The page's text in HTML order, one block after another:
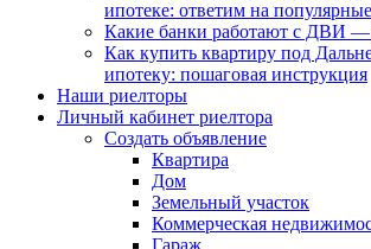
ипотеке: ответим на
Какие банки работают с ДВИ —
Как купить квартиру под
ипотеку: пошаговая инструкция
Наши риелторы
Личный кабинет риелтора
Cоздать объявление
Квартира
Дом
Земельный участок
Коммерческая
Гараж